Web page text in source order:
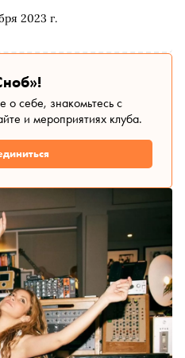
2023 г.
о себе, знакомьтесь с
и мероприятиях клуба.